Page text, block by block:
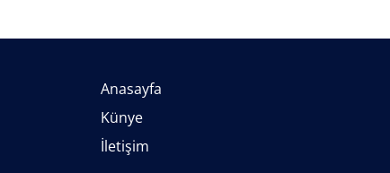
Anasayfa
Künye
İletişim